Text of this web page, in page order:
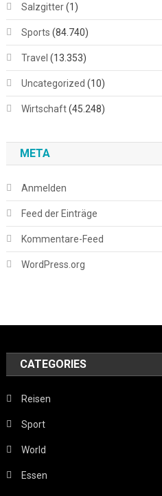
Salzgitter(1)
Sports (84.740)
Travel (13.353)
Uncategorized (10)
Wirtschaft(45.248)
META
Anmelden
Feed der Einträge
Kommentare-Feed
WordPress.org
CATEGORIES
Reisen
Sport
World
Essen